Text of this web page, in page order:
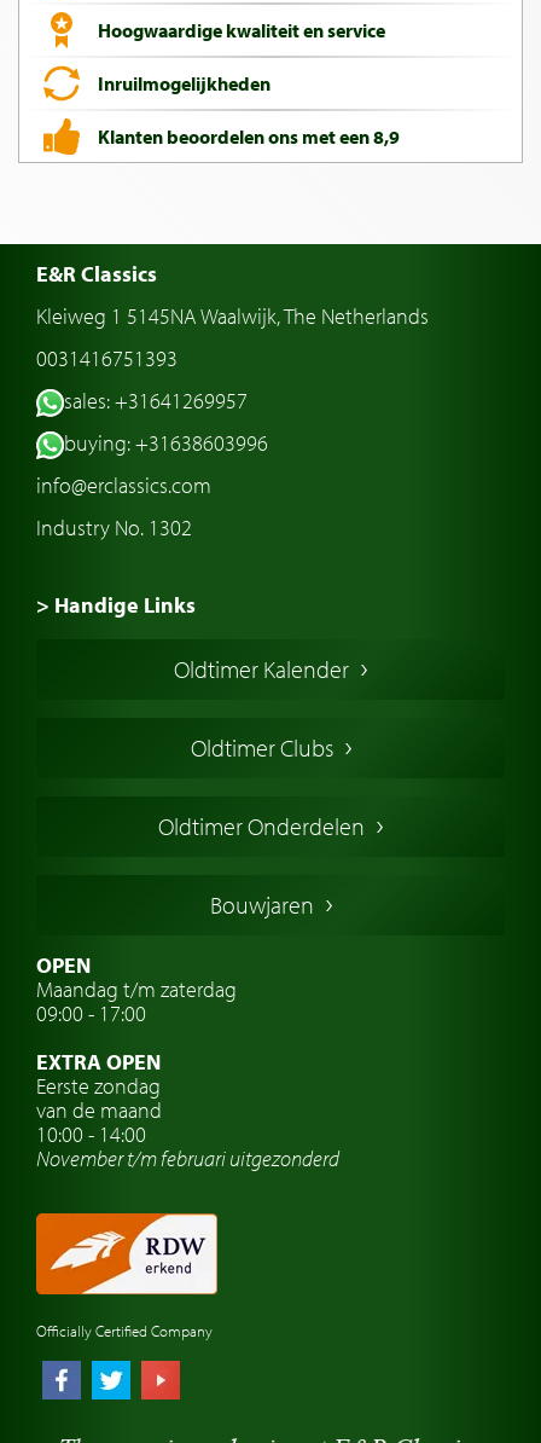
Hoogwaardige kwaliteit en service
Inruilmogelijkheden
Klanten beoordelen ons met een 8,9
E&R Classics
Kleiweg 1 5145NA Waalwijk, The Netherlands
0031416751393
sales: +31641269957
buying: +31638603996
info@erclassics.com
Industry No. 1302
> Handige Links
Amerikaanse oldtimers
Franse oldtimers
Zweedse oldtimers
Oldtimer verzekering
Oldtimer reizen
Oldtimerwerkplaats
Automerk horloges
Classic cars Nederland
Oldtimer Kalender
Oldtimer Clubs
Oldtimer Onderdelen
Bouwjaren
OPEN
Maandag t/m zaterdag
09:00 - 17:00
EXTRA OPEN
Eerste zondag
van de maand
10:00 - 14:00
November t/m februariuitgezonderd
Officially Certified Company